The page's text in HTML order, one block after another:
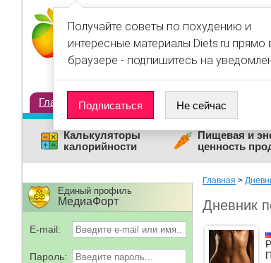
Главная Диеты Статьи Дневники
Калькуляторы
калорийности
Пищевая и
ценность
Главная >
Дневник
Единый профиль
МедиаФорт
E-mail:
Пароль:
Получайте советы по похудению и
интересные материалы Diets.ru прямо
браузере - подпишитесь на
Подписаться Не сейчас